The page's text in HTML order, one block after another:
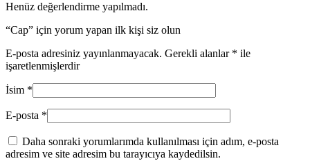
Henüz değerlendirme yapılmadı.
“Cap” için yorum yapan ilk kişi siz olun
E-posta adresiniz yayınlanmayacak. Gerekli alanlar * ile
işaretlenmişlerdir
İsim *
E-posta *
Daha sonraki yorumlarımda kullanılması için adım, e-posta
adresim ve site adresim bu tarayıcıya kaydedilsin.